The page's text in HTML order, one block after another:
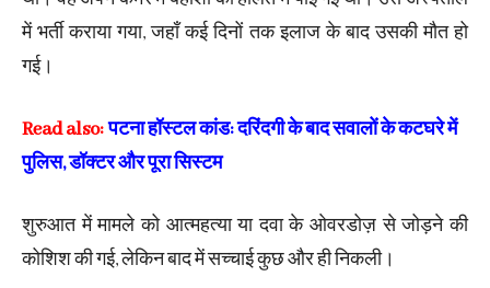
में भर्ती कराया गया, जहाँ कई दिनों तक इलाज के बाद उसकी मौत हो
गई।
Read also:पटना हॉस्टल कांड: दरिंदगी के बाद सवालों के कटघरे में
पुलिस, डॉक्टर और पूरा सिस्टम
शुरुआत में मामले को आत्महत्या या दवा के ओवरडोज़ से जोड़ने की
कोशिश की गई, लेकिन बाद में सच्चाई कुछ और ही निकली।